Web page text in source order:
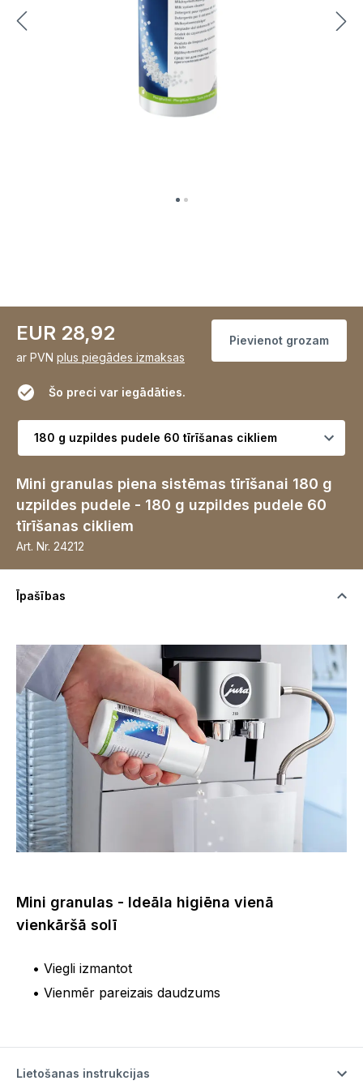
EUR 28,92
ar PVN plus piegādes izmaksas
Pievienot grozam
Šo preci var iegādāties.
Atlasīt variantu
Mini granulas piena sistēmas tīrīšanai 180 g
uzpildes pudele - 180 g uzpildes pudele 60
tīrīšanas cikliem
Art. Nr. 24212
Īpašības
Mini granulas - Ideāla higiēna vienā
vienkāršā solī
• Viegli izmantot
• Vienmēr pareizais daudzums
Lietošanas instrukcijas